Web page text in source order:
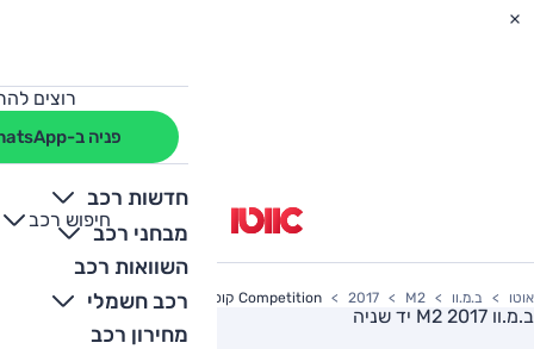
רוצים
פניה ב-WhatsApp
חדשות רכב
מבחני רכב
השוואות רכב
רכב חשמלי
מחירון רכב
חיפוש רכב
+
-
אוטו ב.מ.וו M2
2017 Competition קופה, 3.0 ל' טורבו, אוט'
ב.מ.וו M2 2017 יד שניה